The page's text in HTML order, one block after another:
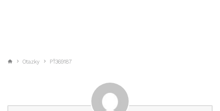
Otazky PŤ369187